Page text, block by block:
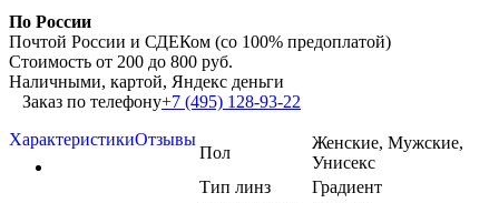
По России
Почтой России и СДЕКом (со 100% предоплатой)
Стоимость от 200 до 800 руб.
Наличными, картой, Яндекс деньги
Заказ по телефону+7 (495) 128-93-22
ХарактеристикиОтзывы
Пол
Женские, Мужские,
Унисекс
Тип линз
Градиент